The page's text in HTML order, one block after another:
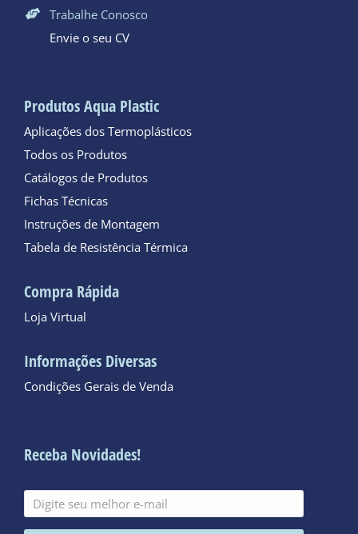
Trabalhe Conosco
Envie o seu CV
Produtos Aqua Plastic
Aplicações dos Termoplásticos
Todos os Produtos
Catálogos de Produtos
Fichas Técnicas
Instruções de Montagem
Tabela de Resistência Térmica
Compra Rápida
Loja Virtual
Informações Diversas
Condições Gerais de Venda
Receba Novidades!